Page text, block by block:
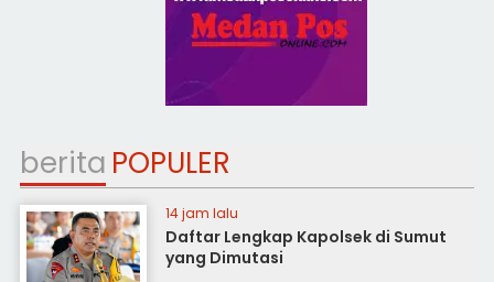
berita POPULER
14 jam lalu
Daftar Lengkap Kapolsek di Sumut
yang Dimutasi